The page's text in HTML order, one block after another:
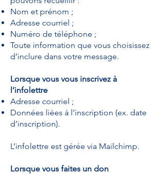
Nom et prénom ;
Adresse courriel ;
Numéro de téléphone ;
Toute information que vous choisissez
d’inclure dans votre message.
Lorsque vous vous inscrivez à
l’infolettre
Adresse courriel ;
Données liées à l’inscription (ex. date
d’inscription).
L’infolettre est gérée via Mailchimp.
Lorsque vous faites un don